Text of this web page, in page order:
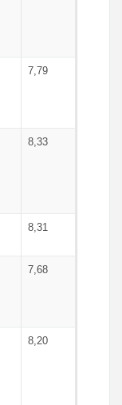
7,79
8,33
8,31
7,68
8,20